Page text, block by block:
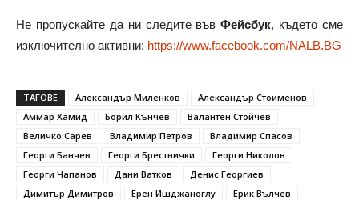
Не пропускайте да ни следите въвФейсбук, където сме
изключително активни: https://www.facebook.com/NALB.BG
ТАГОВЕ Александър Миленков
Александър Стоименов
Аммар Хамид
Борил Кънчев
Валантен Стойчев
Величко Сарев
Владимир Петров
Владимир Спасов
Георги Банчев
Георги Брестнички
Георги Николов
Георги Чапанов
Дани Ватков
Денис Георгиев
Димитър Димитров
Ерен Ишджаноглу
Ерик Вълчев